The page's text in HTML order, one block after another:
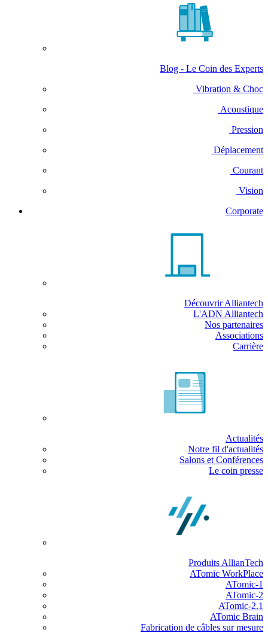
Blog - Le Coin des Experts
Vibration & Choc
Acoustique
Pression
Déplacement
Courant
Vision
Corporate
Découvrir Alliantech
L'ADN Alliantech
Nos partenaires
Associations
Carrière
Actualités
Notre fil d'actualités
Salons et Conférences
Le coin presse
Produits AllianTech
ATomic WorkPlace
ATomic-1
ATomic-2
ATomic-2.1
ATomic Brain
Fabrication de câbles sur mesure